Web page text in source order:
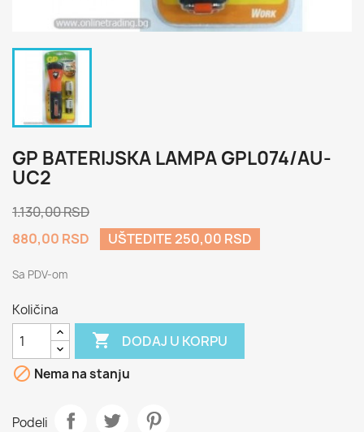
GP BATERIJSKA LAMPA GPL074/AU-
UC2
1.130,00 RSD
880,00 RSD
UŠTEDITE 250,00 RSD
Sa PDV-om
Količina
 DODAJ U KORPU
 Nema na stanju
Podeli